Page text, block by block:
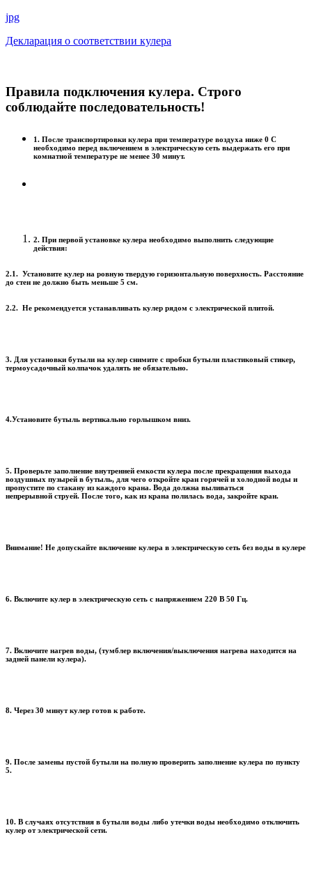
jpg
Декларация о соответствии кулера
Правила подключения кулера. Строго
соблюдайте последовательность!
1. После транспортировки кулера при температуре воздуха ниже 0 С
необходимо перед включением в электрическую сеть выдержать его при
комнатной температуре не менее 30 минут.
2. При первой установке кулера необходимо выполнить следующие
действия:
2.1. Установите кулер на ровную твердую горизонтальную поверхность. Расстояние
до стен не должно быть меньше 5 см.
2.2. Не рекомендуется устанавливать кулер рядом с электрической плитой.
3. Для установки бутыли на кулер снимите с пробки бутыли пластиковый стикер,
термоусадочный колпачок удалять не обязательно.
4.Установите бутыль вертикально горлышком вниз.
5. Проверьте заполнение внутренней емкости кулера после прекращения выхода
воздушных пузырей в бутыль, для чего откройте кран горячей и холодной воды и
пропустите по стакану из каждого крана. Вода должна выливаться
непрерывной струей. После того, как из крана полилась вода, закройте кран.
Внимание! Не допускайте включение кулера в электрическую сеть без воды в кулере
6. Включите кулер в электрическую сеть с напряжением 220 В 50 Гц.
7. Включите нагрев воды, (тумблер включения/выключения нагрева находится на
задней панели кулера).
8. Через 30 минут кулер готов к работе.
9. После замены пустой бутыли на полную проверить заполнение кулера по пункту
5.
10. В случаях отсутствия в бутыли воды либо утечки воды необходимо отключить
кулер от электрической сети.